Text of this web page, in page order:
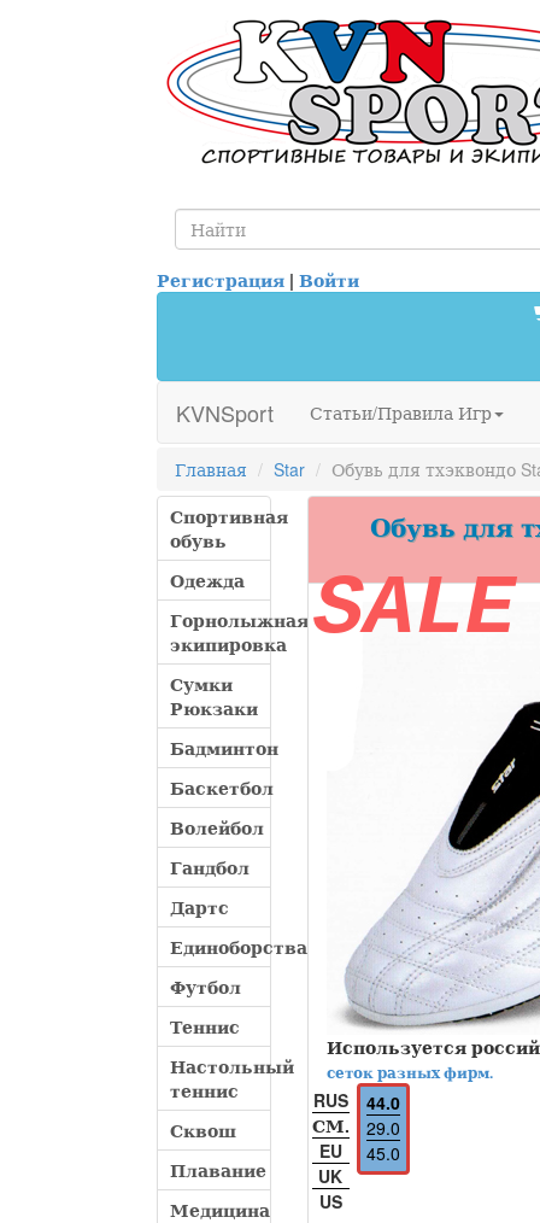
Регистрация | Войти
KVNSport Статьи/Правила Игр
Главная Star
Обувь для тхэквондо
Спортивная
обувь
Одежда
Горнолыжная
экипировка
Сумки
Рюкзаки
Бадминтон
Баскетбол
Волейбол
Гандбол
Дартс
Единоборства
Футбол
Теннис
Настольный
теннис
Сквош
Плавание
Медицина
Обувь для
SALE
Используется
сеток разных фирм.
RUS
СМ.
EU
UK
US
44.0
29.0
45.0